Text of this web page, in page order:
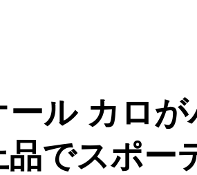
ール カロ
品でスポー